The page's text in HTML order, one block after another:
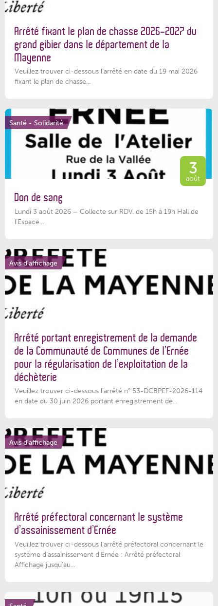
Arrêté fixant le plan de chasse 2026-2027 du
grand gibier dans le département de la
Mayenne
Veuillez trouver ci-dessous l’arrêté en date du 19 mai 2026
fixant le plan de chasse...
Santé - Solidarité
3
août
Don de sang
Lundi 3 août 2026 – Collecte sur RDV. de 15h à 19h Hall de
l'Espace...
Avis d'affichage
Arrêté portant enregistrement de la demande
de la Communauté de Communes de l’Ernée
pour la régularisation de l’exploitation de la
déchèterie
Veuillez trouver ci-dessous l'arrêté n° 53-DCBPEF-2026-114
en date du 30 juin 2026 portant enregistrement de...
Avis d'affichage
Arrêté préfectoral concernant le système
d’assainissement d’Ernée
Veuillez trouver ci-dessous l’arrêté préfectoral concernant le
système d'assainissement d'Ernée : Arrêté préfectoral
Affichage jusqu'au...